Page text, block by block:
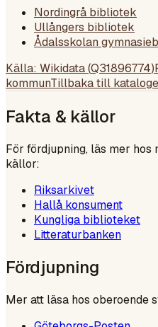
Nordingrå bibliotek
Ullångers bibliotek
Ådalsskolan
Källa: Wikidata (Q31896774)
kommunTillbaka till
Fakta & källor
För fördjupning, läs mer
källor:
Riksarkivet
Hallå konsument
Kungliga biblioteket
Litteraturbanken
Fördjupning
Mer att läsa hos oberoende